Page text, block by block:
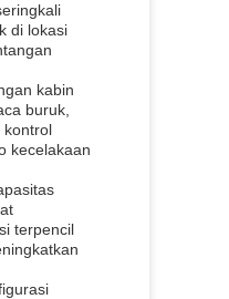
di lokasi
kabin
buruk,
kontrol
kecelakaan
terpencil